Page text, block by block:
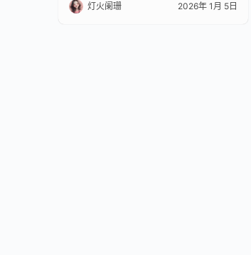
灯火阑珊 2026年 1月 5日